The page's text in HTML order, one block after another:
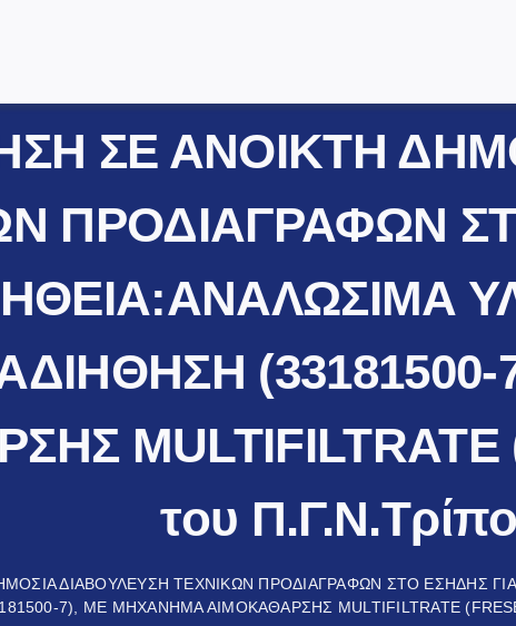
Κλινικές & Τμήματα
Για τον Πολίτη
Επικοινωνία
ΣΕ ΑΝΟΙΚΤΗ
ΠΡΟΔΙΑΓΡΑΦΩΝ
MULTIFILTRATE
του
ΔΙΑΒΟΥΛΕΥΣΗ ΤΕΧΝΙΚΩΝ ΠΡΟΔΙΑΓΡΑΦΩΝ ΣΤΟ ΕΣΗΔΗΣ
7), ΜΕ ΜΗΧΑΝΗΜΑ ΑΙΜΟΚΑΘΑΡΣΗΣ MULTIFILTRATE